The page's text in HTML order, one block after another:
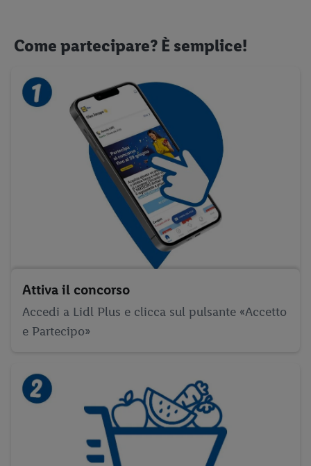
Come partecipare? È semplice!
Attiva il concorso
Accedi a Lidl Plus e clicca sul pulsante «Accetto
e Partecipo»